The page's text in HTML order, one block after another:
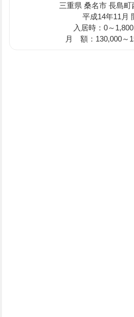
三重県 桑名市 長島町
平成14年11月
入居時：0～
月 額：130,000～